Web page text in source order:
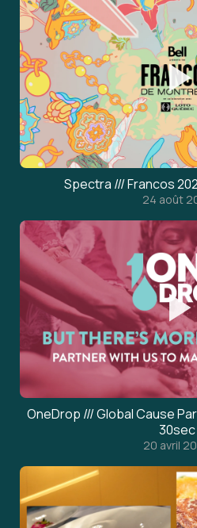
Spectra /// Francos
24 août
OneDrop /// Global Cause
30sec
20 avril